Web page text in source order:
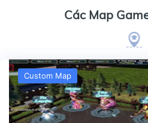
Các Map
Custom Map